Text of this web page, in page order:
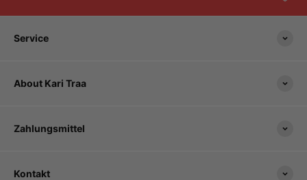
Service
About Kari Traa
Kontakt
Zahlungsmittel